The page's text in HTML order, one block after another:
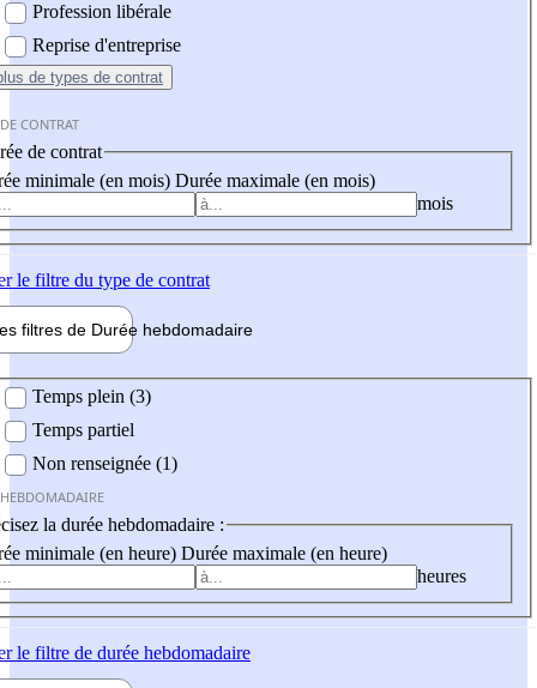
Profession libérale
Reprise d'entreprise
de types de contrat
CONTRAT
de contrat
minimale (en mois) Durée maximale (en mois)
mois
le filtre du type de contrat
filtres de Durée hebdomadaire
Temps plein (3)
Temps partiel
Non renseignée (1)
la durée hebdomadaire :
minimale (en heure) Durée maximale (en heure)
heures
le filtre de durée hebdomadaire